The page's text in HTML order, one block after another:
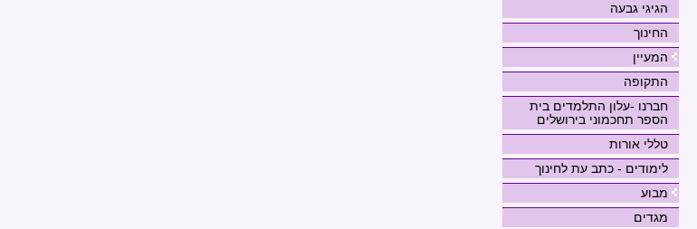
הגיגי גבעה
החינוך
המעיין
התקופה
חברנו -עלון התלמדים בית
הספר תחכמוני בירושלים
טללי אורות
לימודים - כתב עת לחינוך
מבוע
מגדים